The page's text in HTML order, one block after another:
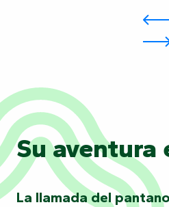
Su aventura
La llamada del